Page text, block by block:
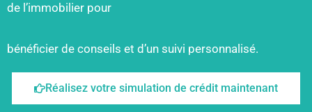
de l’immobilier pour
bénéficier de conseils et d’un suivi personnalisé.
Réalisez votre simulation de crédit maintenant